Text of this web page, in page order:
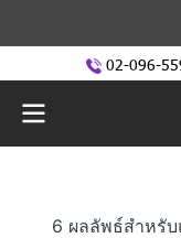
02-096-
6 ผลลัพธ์สำหรั